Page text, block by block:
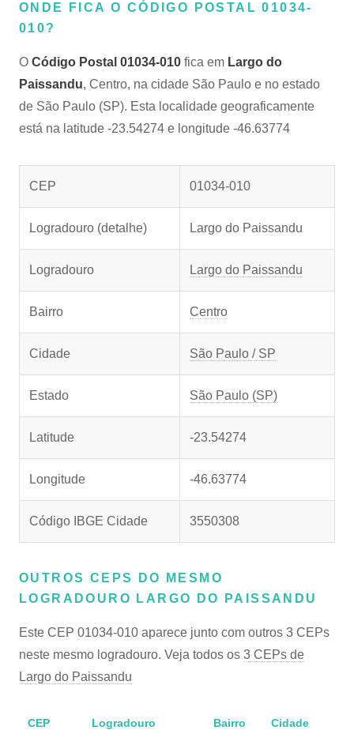
ONDE FICA O CÓDIGO POSTAL 01034-
010?
O Código Postal 01034-010 fica em Largo do
Paissandu, Centro, na cidade São Paulo e no estado
de São Paulo (SP). Esta localidade geograficamente
está na latitude -23.54274 e longitude -46.63774
CEP 01034-010
Logradouro (detalhe) Largo do Paissandu
Logradouro Largo do Paissandu
Bairro Centro
Cidade São Paulo / SP
Estado São Paulo (SP)
Latitude -23.54274
Longitude -46.63774
Código IBGE Cidade 3550308
OUTROS CEPS DO MESMO
LOGRADOURO LARGO DO PAISSANDU
Este CEP 01034-010 aparece junto com outros 3 CEPs
neste mesmo logradouro. Veja todos os 3 CEPs de
Largo do Paissandu
CEP Logradouro Bairro Cidade